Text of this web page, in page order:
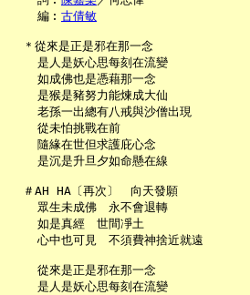
     編︰
古倩敏
   ＊從來是正是邪在那一念
     是人是妖心思每刻在流變
     如成佛也是憑藉那一念
     是猴是豬努力能煉成大仙
     老孫一出總有八戒與沙僧出現
     從未怕挑戰在前
     隨緣在世但求護庇心念
     是沉是升旦夕如命懸在線
   ＃AH HA〔再次〕　向天發願
     眾生未成佛　永不會退轉
     如是真經　世間凈土
     心中也可見　不須費神捨近就遠
     從來是正是邪在那一念
     是人是妖心思每刻在流變